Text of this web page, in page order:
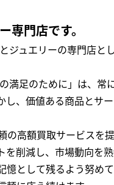
門店です。
ュエリーの専門店
満足のために」は、
、価値ある商品と
高額買取サービス
削減し、市場動向を
として残るよう努め